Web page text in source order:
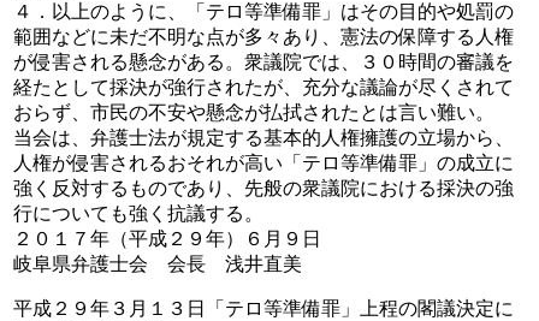
４．以上のように、「テロ等準備罪」はその目的や処罰の
範囲などに未だ不明な点が多々あり、憲法の保障する人権
が侵害される懸念がある。衆議院では、３０時間の審議を
経たとして採決が強行されたが、充分な議論が尽くされて
おらず、市民の不安や懸念が払拭されたとは言い難い。
当会は、弁護士法が規定する基本的人権擁護の立場から、
人権が侵害されるおそれが高い「テロ等準備罪」の成立に
強く反対するものであり、先般の衆議院における採決の強
行についても強く抗議する。
２０１７年（平成２９年）６月９日
岐阜県弁護士会 会長 浅井直美
平成２９年３月１３日「テロ等準備罪」上程の閣議決定に